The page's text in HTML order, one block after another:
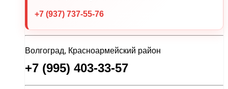
+7 (937) 737-55-76
Волгоград, Красноармейский район
+7 (995) 403-33-57